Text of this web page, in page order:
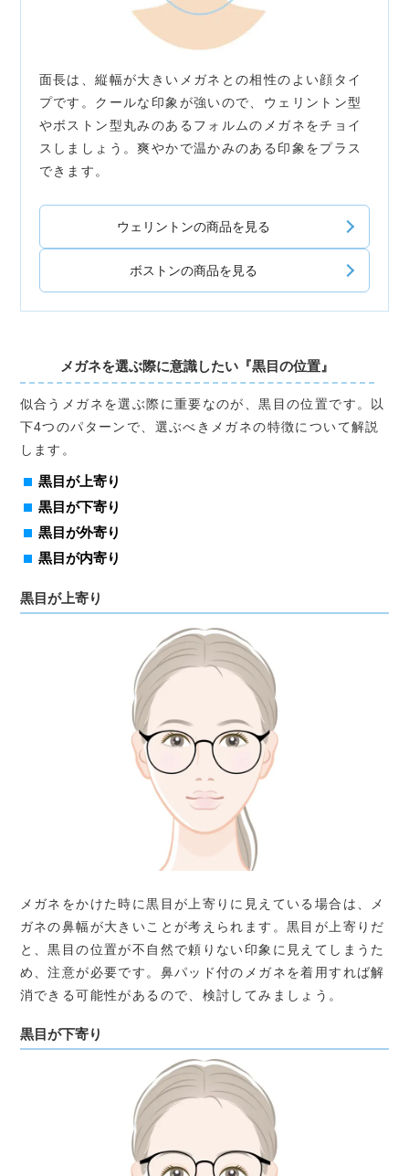
面長は、縦幅が大きいメガネとの相性のよい顔タイ
プです。クールな印象が強いので、ウェリントン型
やボストン型丸みのあるフォルムのメガネをチョイ
スしましょう。爽やかで温かみのある印象をプラス
できます。
ウェリントンの商品を見る
ボストンの商品を見る
メガネを選ぶ際に意識したい『黒目の位置』
似合うメガネを選ぶ際に重要なのが、黒目の位置です。以
下4つのパターンで、選ぶべきメガネの特徴について解説
します。
黒目が上寄り
黒目が下寄り
黒目が外寄り
黒目が内寄り
黒目が上寄り
メガネをかけた時に黒目が上寄りに見えている場合は、メ
ガネの鼻幅が大きいことが考えられます。黒目が上寄りだ
と、黒目の位置が不自然で頼りない印象に見えてしまうた
め、注意が必要です。鼻パッド付のメガネを着用すれば解
消できる可能性があるので、検討してみましょう。
黒目が下寄り